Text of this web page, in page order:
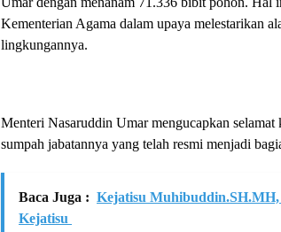
Kementerian Agama dalam upaya melestarikan
lingkungannya.
Menteri Nasaruddin Umar mengucapkan
sumpah jabatannya yang telah resmi menjadi
Baca Juga : Kejatisu
Kejatisu